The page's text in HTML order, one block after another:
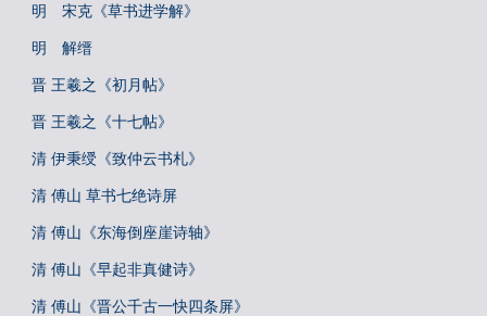
明 宋克《草书进学解》
明 解缙
晋 王羲之《初月帖》
晋 王羲之《十七帖》
清 伊秉绶《致仲云书札》
清 傅山 草书七绝诗屏
清 傅山《东海倒座崖诗轴》
清 傅山《早起非真健诗》
清 傅山《晋公千古一快四条屏》